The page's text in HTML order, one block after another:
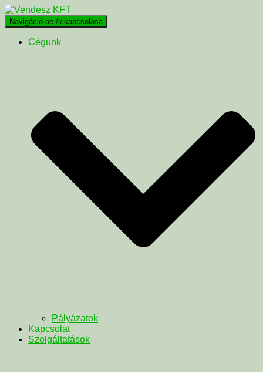
Navigáció be-/kikapcsolása
Cégünk
Pályázatok
Kapcsolat
Szolgáltatások